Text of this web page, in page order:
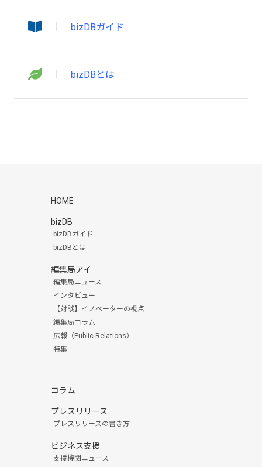
bizDBガイド
bizDBとは
HOME
bizDB
bizDBガイド
bizDBとは
編集局アイ
編集局ニュース
インタビュー
【対談】イノベーターの視点
編集局コラム
広報（Public Relations）
特集
コラム
プレスリリース
プレスリリースの書き方
ビジネス支援
支援機関ニュース